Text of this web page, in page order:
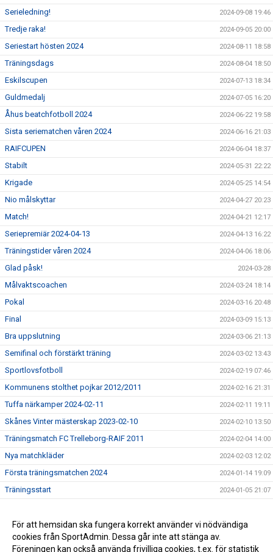
Serieledning! 2024-09-08 19:46
Tredje raka! 2024-09-05 20:00
Seriestart hösten 2024 2024-08-11 18:58
Träningsdags 2024-08-04 18:50
Eskilscupen 2024-07-13 18:34
Guldmedalj 2024-07-05 16:20
Åhus beatchfotboll 2024 2024-06-22 19:58
Sista seriematchen våren 2024 2024-06-16 21:03
RAIFCUPEN 2024-06-04 18:37
Stabilt 2024-05-31 22:22
Krigade 2024-05-25 14:54
Nio målskyttar 2024-04-27 20:23
Match! 2024-04-21 12:17
Seriepremiär 2024-04-13 2024-04-13 16:22
Träningstider våren 2024 2024-04-06 18:06
Glad påsk! 2024-03-28
Målvaktscoachen 2024-03-24 18:14
Pokal 2024-03-16 20:48
Final 2024-03-09 15:13
Bra uppslutning 2024-03-06 21:13
Semifinal och förstärkt träning 2024-03-02 13:43
Sportlovsfotboll 2024-02-19 07:46
Kommunens stolthet pojkar 2012/2011 2024-02-16 21:31
Tuffa närkamper 2024-02-11 2024-02-11 19:11
Skånes Vinter mästerskap 2023-02-10 2024-02-10 13:50
Träningsmatch FC Trelleborg-RAIF 2011 2024-02-04 14:00
Nya matchkläder 2024-02-03 12:02
Första träningsmatchen 2024 2024-01-14 19:09
Träningsstart 2024-01-05 21:07
Välkommen till RAIF 2024 2023-12-17 19:41
Träningstider from 16/10 2023-10-05 07:28
För att hemsidan ska fungera korrekt använder vi nödvändiga
cookies från SportAdmin. Dessa går inte att stänga av.
Föreningen kan också använda frivilliga cookies, t.ex. för statistik